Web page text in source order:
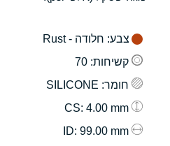
צבע: חלודה - Rust
קשיחות: 70
חומר: SILICONE
: 4.00 mm
: 99.00 mm